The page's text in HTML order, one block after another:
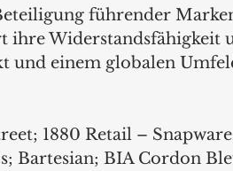
führender
ihre Widerstandsfähigkeit
und einem globalen
1880 Retail –
Bartesian; BIA Cordon